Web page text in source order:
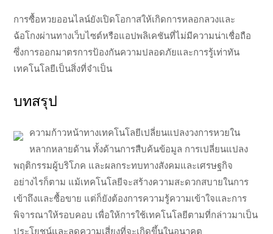
การซื้อหวยออนไลน์ยังเปิดโอกาสให้เกิดการหลอกลวงและ
ฉ้อโกงผ่านทางเว็บไซต์หรือแอปพลิเคชันที่ไม่มีความน่าเชื่อถือ
ซึ่งการออกมาตรการป้องกันความปลอดภัยและการรู้เท่าทัน
เทคโนโลยีเป็นสิ่งที่จำเป็น
บทสรุป
ความก้าวหน้าทางเทคโนโลยีเปลี่ยนแปลงวงการหวยใน
หลากหลายด้าน ทั้งด้านการสืบค้นข้อมูล การเปลี่ยนแปลง
พฤติกรรมผู้บริโภค และผลกระทบทางสังคมและเศรษฐกิจ
อย่างไรก็ตาม แม้เทคโนโลยีจะสร้างความสะดวกสบายในการ
เข้าถึงและซื้อขาย แต่ก็ยังต้องการความรู้ความเข้าใจและการ
พิจารณาให้รอบคอบ เพื่อให้การใช้เทคโนโลยีตามที่กล่าวมาเป็น
ประโยชน์และลดความเสี่ยงที่จะเกิดขึ้นในอนาคต